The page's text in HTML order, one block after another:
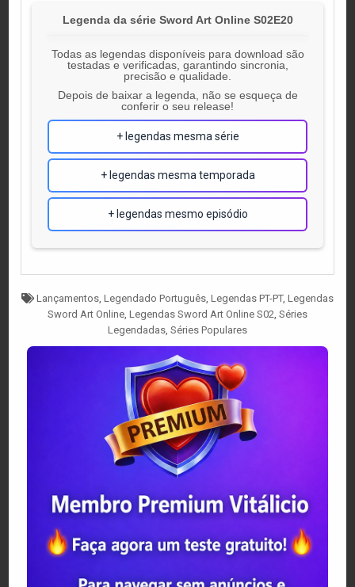
Legenda da série Sword Art Online S02E20
Todas as legendas disponíveis para download são
testadas e verificadas, garantindo sincronia,
precisão e qualidade.
Depois de baixar a legenda, não se esqueça de
conferir o seu release!
+ legendas mesma série
+ legendas mesma temporada
+ legendas mesmo episódio
Tagged
Lançamentos, Legendado Português, Legendas PT-PT, Legendas
Sword Art Online, Legendas Sword Art Online S02, Séries
Legendadas, Séries Populares